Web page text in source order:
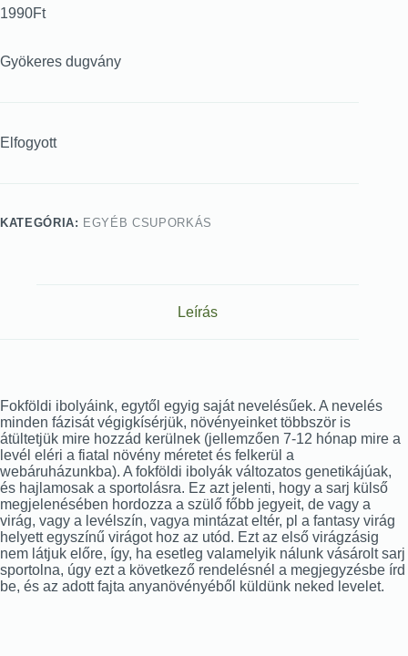
1990Ft
Gyökeres dugvány
Elfogyott
KATEGÓRIA: EGYÉB CSUPORKÁS
Leírás
Fokföldi ibolyáink, egytől egyig saját nevelésűek. A nevelés
minden fázisát végigkísérjük, növényeinket többször is
átültetjük mire hozzád kerülnek (jellemzően 7-12 hónap mire a
levél eléri a fiatal növény méretet és felkerül a
webáruházunkba). A fokföldi ibolyák változatos genetikájúak,
és hajlamosak a sportolásra. Ez azt jelenti, hogy a sarj külső
megjelenésében hordozza a szülő főbb jegyeit, de vagy a
virág, vagy a levélszín, vagya mintázat eltér, pl a fantasy virág
helyett egyszínű virágot hoz az utód. Ezt az első virágzásig
nem látjuk előre, így, ha esetleg valamelyik nálunk vásárolt sarj
sportolna, úgy ezt a következő rendelésnél a megjegyzésbe írd
be, és az adott fajta anyanövényéből küldünk neked levelet.